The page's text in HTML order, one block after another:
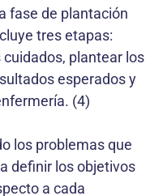
fase de plantación
tres etapas:
plantear los
esperados y
(4)
los problemas que
definir los objetivos
a cada